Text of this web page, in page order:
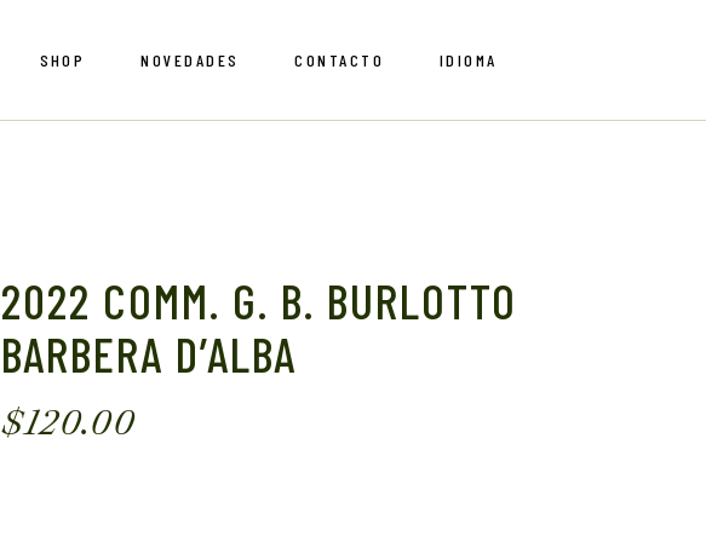
SHOP NOVEDADES CONTACTO IDIOMA
Spanish
2022 COMM. G. B. BURLOTTO
BARBERA D’ALBA
$120.00